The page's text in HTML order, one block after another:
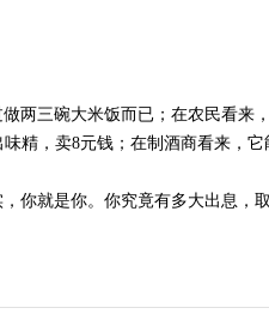
两三碗大米饭而已；在农民看
精，卖8元钱；在制酒商看来，
就是你。你究竟有多大出息，